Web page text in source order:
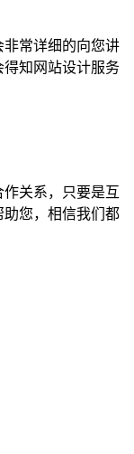
常详细的向您讲
知网站设计服务
关系，只要是互
您，相信我们都